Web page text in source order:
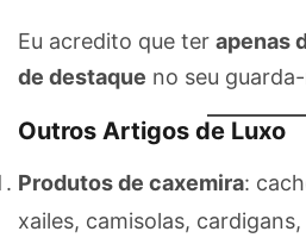
Eu acredito que ter apenas
de destaque no seu
Outros Artigos de Luxo
Produtos de caxemira:
xailes, camisolas,